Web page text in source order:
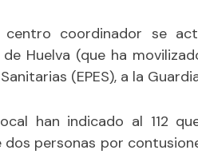
centro coordinador se
Huelva (que ha
(EPES), a la
han indicado al 112
personas por